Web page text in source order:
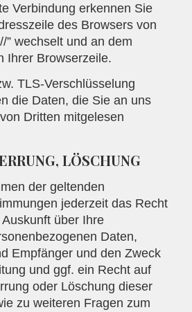
Verbindung erkennen Sie
des Browsers von
” wechselt und an dem
Ihrer Browserzeile.
TLS-Verschlüsselung
die Daten, die Sie an uns
Dritten mitgelesen
LÖSCHUNG
der geltenden
jederzeit das Recht
über Ihre
Daten,
Empfänger und den Zweck
und ggf. ein Recht auf
oder Löschung dieser
zu weiteren Fragen zum